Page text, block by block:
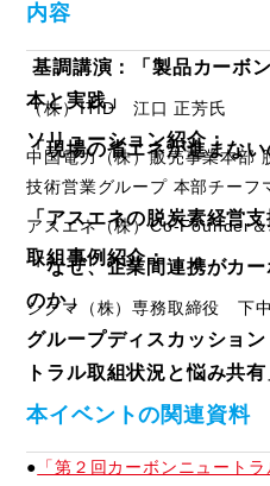
内容
基調講演：「製品カーボ
本と実践」
（株）ITID 江口 正芳氏
ソリューション紹介：
「現場の省エネが進まない
中国電力（株）販売事業本部
技術営業グループ 本部チーフ
「アスエネの脱炭素経営支
アスエネ（株）Co-Founder
取組事例紹介：
「なぜ、企業間連携がカ
のか」
シグマ（株）専務取締役 下
グループディスカッショ
トラル取組状況と悩み共有
本イベントの関連資料
● 「第２回カーボンニュート